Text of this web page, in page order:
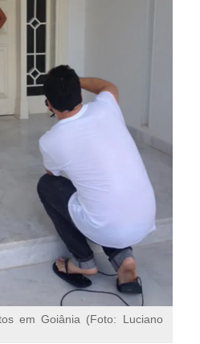
em Goiânia (Foto: Luciano